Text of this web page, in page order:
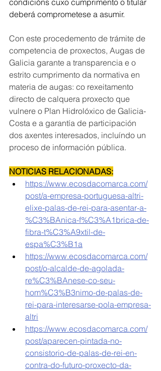
condicións cuxo cumprimento o titular
deberá comprometese a asumir.
Con este procedemento de trámite de
competencia de proxectos, Augas de
Galicia garante a transparencia e o
estrito cumprimento da normativa en
materia de augas: co rexeitamento
directo de calquera proxecto que
vulnere o Plan Hidrolóxico de Galicia-
Costa e a garantía de participación
dos axentes interesados, incluíndo un
proceso de información pública.
NOTICIAS RELACIONADAS:
https://www.ecosdacomarca.com/
post/a-empresa-portuguesa-altri-
elixe-palas-de-rei-para-asentar-a-
%C3%BAnica-f%C3%A1brica-de-
fibra-t%C3%A9xtil-de-
espa%C3%B1a
https://www.ecosdacomarca.com/
post/o-alcalde-de-agolada-
re%C3%BAnese-co-seu-
hom%C3%B3nimo-de-palas-de-
rei-para-interesarse-pola-empresa-
altri
https://www.ecosdacomarca.com/
post/aparecen-pintada-no-
consistorio-de-palas-de-rei-en-
contra-do-futuro-proxecto-da-